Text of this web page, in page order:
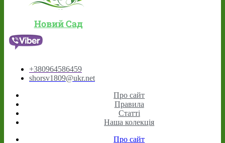
Новий Сад
+380964586459
shorsv1809@ukr.net
Про сайт
Правила
Статті
Наша колекція
Про сайт